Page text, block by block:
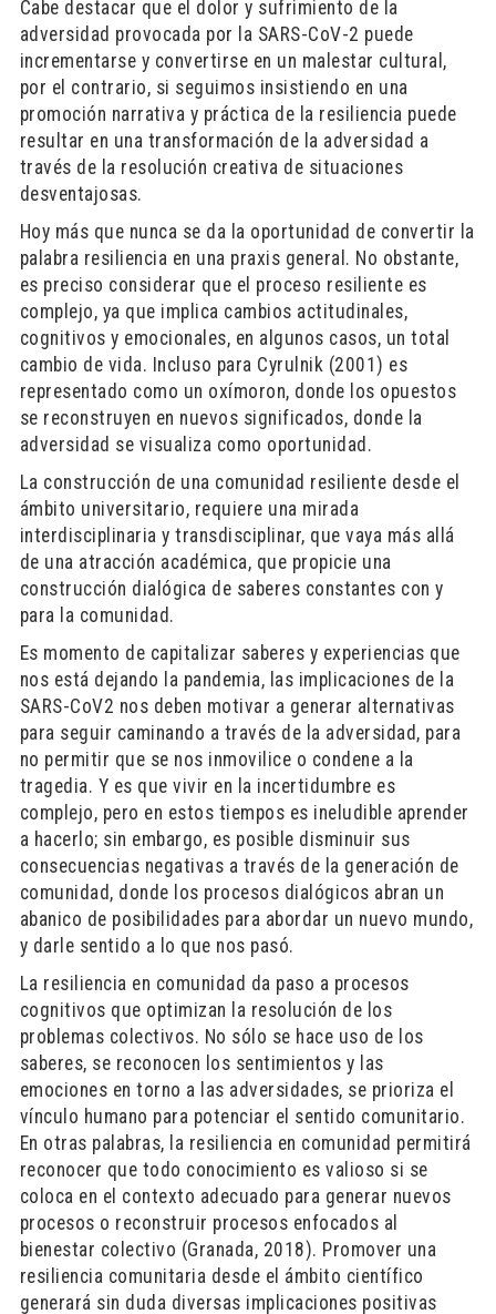
Cabe destacar que el dolor y sufrimiento de la
adversidad provocada por la SARS-CoV-2 puede
incrementarse y convertirse en un malestar cultural,
por el contrario, si seguimos insistiendo en una
promoción narrativa y práctica de la resiliencia puede
resultar en una transformación de la adversidad a
través de la resolución creativa de situaciones
desventajosas.
Hoy más que nunca se da la oportunidad de convertir la
palabra resiliencia en una praxis general. No obstante,
es preciso considerar que el proceso resiliente es
complejo, ya que implica cambios actitudinales,
cognitivos y emocionales, en algunos casos, un total
cambio de vida. Incluso para Cyrulnik (2001) es
representado como un oxímoron, donde los opuestos
se reconstruyen en nuevos significados, donde la
adversidad se visualiza como oportunidad.
La construcción de una comunidad resiliente desde el
ámbito universitario, requiere una mirada
interdisciplinaria y transdisciplinar, que vaya más allá
de una atracción académica, que propicie una
construcción dialógica de saberes constantes con y
para la comunidad.
Es momento de capitalizar saberes y experiencias que
nos está dejando la pandemia, las implicaciones de la
SARS-CoV2 nos deben motivar a generar alternativas
para seguir caminando a través de la adversidad, para
no permitir que se nos inmovilice o condene a la
tragedia. Y es que vivir en la incertidumbre es
complejo, pero en estos tiempos es ineludible aprender
a hacerlo; sin embargo, es posible disminuir sus
consecuencias negativas a través de la generación de
comunidad, donde los procesos dialógicos abran un
abanico de posibilidades para abordar un nuevo mundo,
y darle sentido a lo que nos pasó.
La resiliencia en comunidad da paso a procesos
cognitivos que optimizan la resolución de los
problemas colectivos. No sólo se hace uso de los
saberes, se reconocen los sentimientos y las
emociones en torno a las adversidades, se prioriza el
vínculo humano para potenciar el sentido comunitario.
En otras palabras, la resiliencia en comunidad permitirá
reconocer que todo conocimiento es valioso si se
coloca en el contexto adecuado para generar nuevos
procesos o reconstruir procesos enfocados al
bienestar colectivo (Granada, 2018). Promover una
resiliencia comunitaria desde el ámbito científico
generará sin duda diversas implicaciones positivas